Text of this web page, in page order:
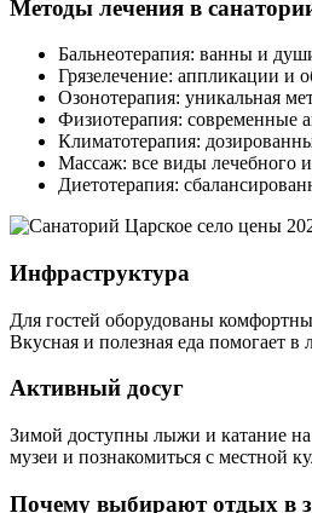
Методы лечения в
Бальнеотерапия: ванны и
Грязелечение: аппликации и
Озонотерапия: уникальная
Физиотерапия: современные
Климатотерапия:
Массаж: все виды лечебного
Диетотерапия:
Инфраструктура
Для гостей оборудованы
Вкусная и полезная еда помогает в
Активный досуг
Зимой доступны лыжи и катание
музеи и познакомиться с местной
Почему выбирают отдых в